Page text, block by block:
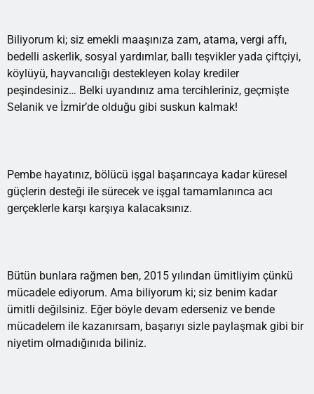
Biliyorum ki; siz emekli maaşınıza zam, atama, vergi affı,
bedelli askerlik, sosyal yardımlar, ballı teşvikler yada çiftçiyi,
köylüyü, hayvancılığı destekleyen kolay krediler
peşindesiniz… Belki uyandınız ama tercihleriniz, geçmişte
Selanik ve İzmir’de olduğu gibi suskun kalmak!
Pembe hayatınız, bölücü işgal başarıncaya kadar küresel
güçlerin desteği ile sürecek ve işgal tamamlanınca acı
gerçeklerle karşı karşıya kalacaksınız.
Bütün bunlara rağmen ben, 2015 yılından ümitliyim çünkü
mücadele ediyorum. Ama biliyorum ki; siz benim kadar
ümitli değilsiniz. Eğer böyle devam ederseniz ve bende
mücadelem ile kazanırsam, başarıyı sizle paylaşmak gibi bir
niyetim olmadığınıda biliniz.